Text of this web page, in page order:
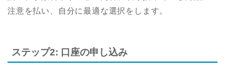
注意を払い、自分に最適な選択をします。
ステップ2: 口座の申し込み